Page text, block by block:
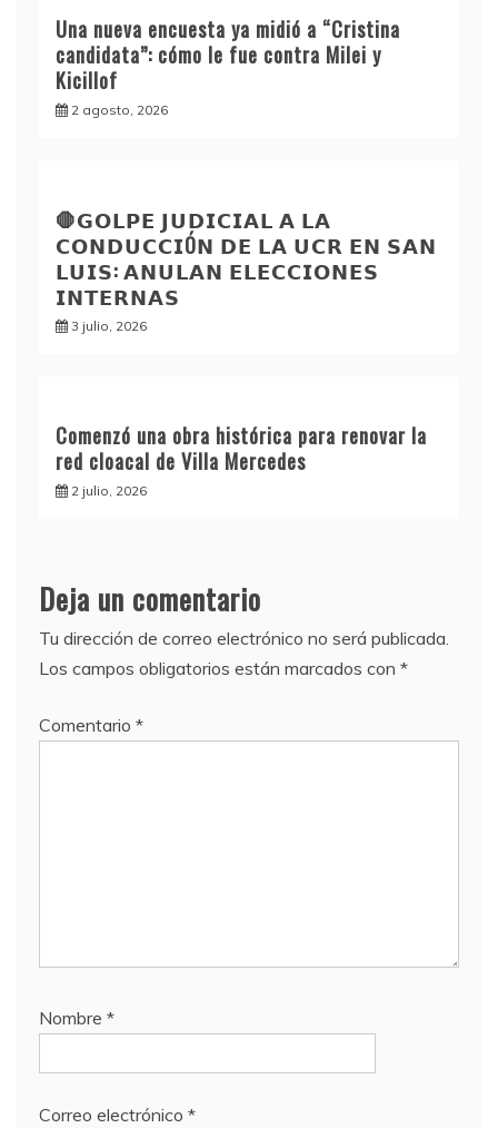
Una nueva encuesta ya midió a “Cristina
candidata”: cómo le fue contra Milei y
Kicillof
2 agosto, 2026
🛑𝗚𝗢𝗟𝗣𝗘 𝗝𝗨𝗗𝗜𝗖𝗜𝗔𝗟 𝗔 𝗟𝗔
𝗖𝗢𝗡𝗗𝗨𝗖𝗖𝗜Ó𝗡 𝗗𝗘 𝗟𝗔 𝗨𝗖𝗥 𝗘𝗡 𝗦𝗔𝗡
𝗟𝗨𝗜𝗦: 𝗔𝗡𝗨𝗟𝗔𝗡 𝗘𝗟𝗘𝗖𝗖𝗜𝗢𝗡𝗘𝗦
𝗜𝗡𝗧𝗘𝗥𝗡𝗔𝗦
3 julio, 2026
Comenzó una obra histórica para renovar la
red cloacal de Villa Mercedes
2 julio, 2026
Deja un comentario
Tu dirección de correo electrónico no será publicada.
Los campos obligatorios están marcados con *
Comentario *
Nombre *
Correo electrónico *